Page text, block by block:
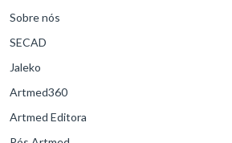
Sobre nós
SECAD
Jaleko
Artmed360
Artmed Editora